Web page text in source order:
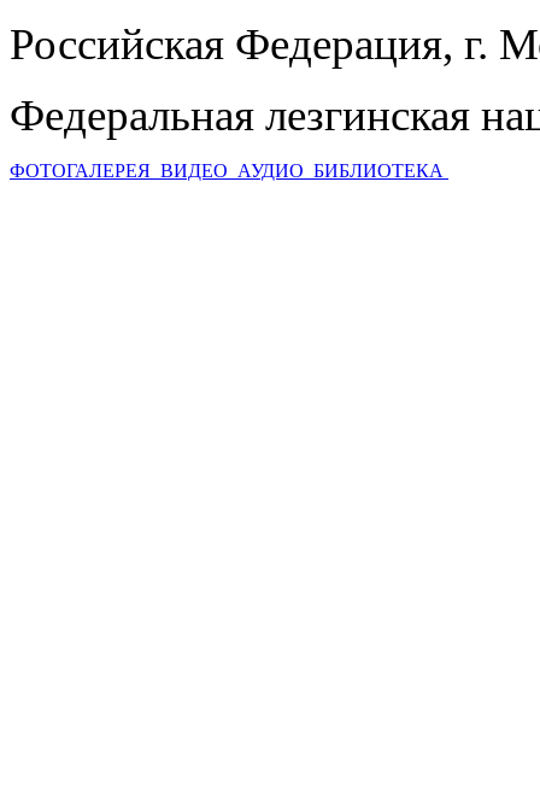
Российская Федерация, г.
Федеральная лезгинская
ФОТОГАЛЕРЕЯ ВИДЕО АУДИО БИБЛИОТЕКА